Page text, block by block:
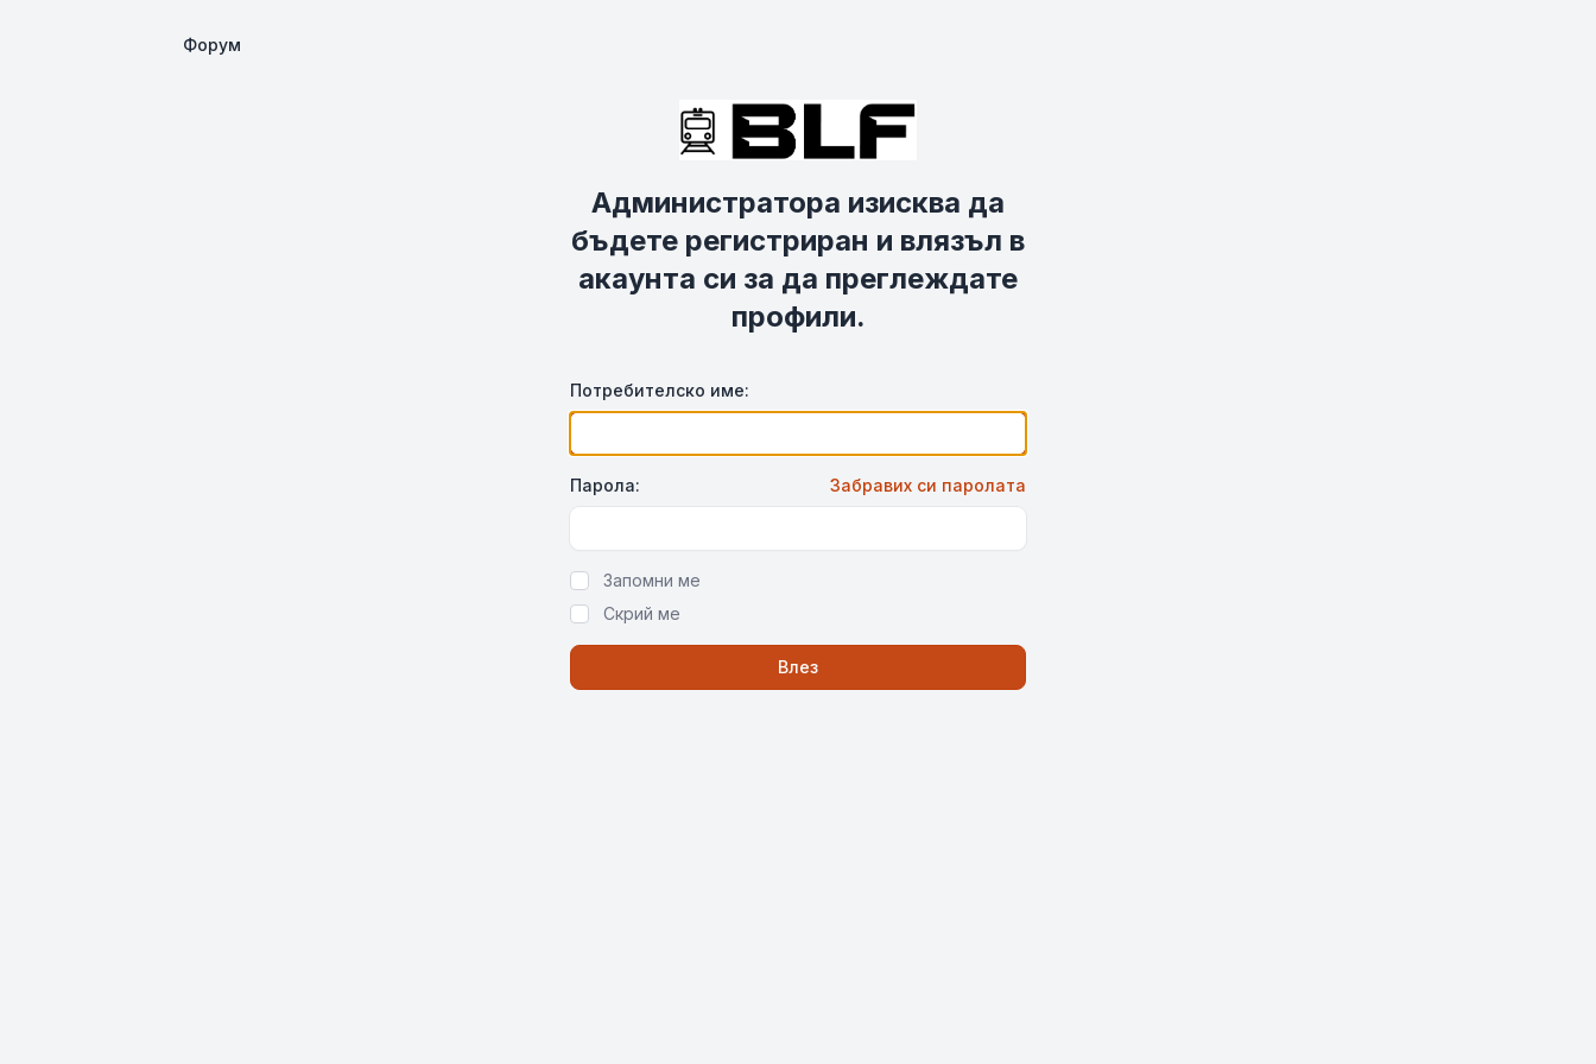
Форум
Администратора изисква да
бъдете регистриран и влязъл в
акаунта си за да преглеждате
профили.
Потребителско име:
Парола: Забравих си паролата
Запомни ме
Скрий ме
Влез